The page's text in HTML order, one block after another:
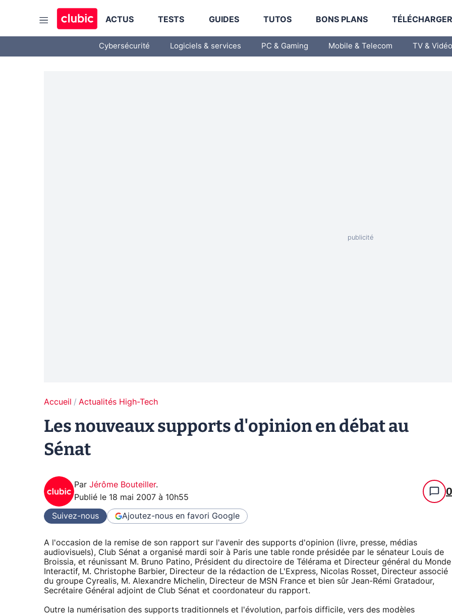
ACTUS TESTS GUIDES TUTOS BONS PLANS
Cybersécurité Logiciels & services PC & Gaming Mobile & Telecom TV & Vidéo
Accueil Actualités High-Tech
Les nouveaux supports d'opinion en débat au
Sénat
Par Jérôme Bouteiller.
Publié le 18 mai 2007 à 10h55 0
Suivez-nous Ajoutez-nous en favori Google
A l'occasion de la remise de son rapport sur l'avenir des supports d'opinion (livre, presse, médias
audiovisuels), Club Sénat a organisé mardi soir à Paris une table ronde présidée par le sénateur Louis de
Broissia, et réunissant M. Bruno Patino, Président du directoire de Télérama et Directeur général du Monde
Interactif, M. Christophe Barbier, Directeur de la rédaction de L'Express, Nicolas Rosset, Directeur associé
du groupe Cyrealis, M. Alexandre Michelin, Directeur de MSN France et bien sûr Jean-Rémi Gratadour,
Secrétaire Général adjoint de Club Sénat et coordonateur du rapport.
Outre la numérisation des supports traditionnels et l'évolution, parfois difficile, vers des modèles